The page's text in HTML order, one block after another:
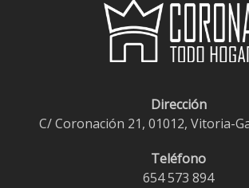
Dirección
C/ Coronación 21, 01012, Vitoria-
Teléfono
654 573 894